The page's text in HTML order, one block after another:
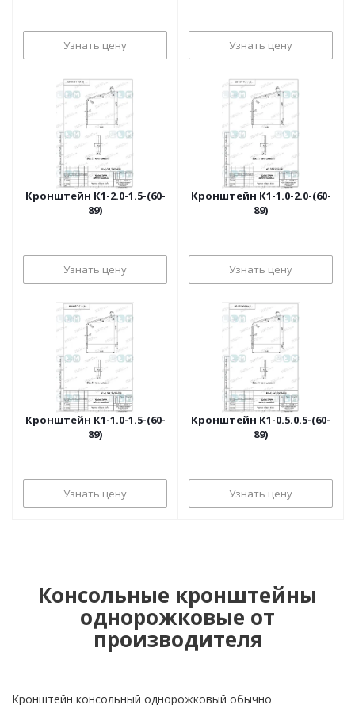
Узнать цену Узнать цену
Кронштейн К1-2.0-1.5-(60-
89)
Узнать цену
Кронштейн К1-1.0-2.0-(60-
89)
Узнать цену
Кронштейн К1-1.0-1.5-(60-
89)
Узнать цену
Кронштейн К1-0.5.0.5-(60-
89)
Узнать цену
Консольные кронштейны
однорожковые от
производителя
Кронштейн консольный однорожковый обычно